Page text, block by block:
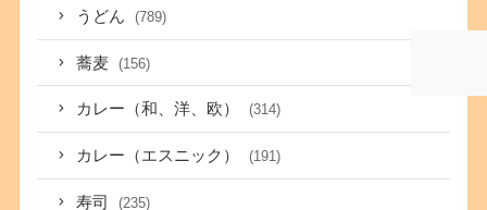
うどん (789)
蕎麦 (156)
カレー（和、洋、欧） (314)
カレー（エスニック） (191)
寿司 (235)